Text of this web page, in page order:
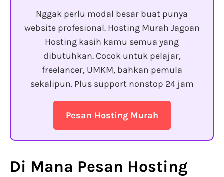
Nggak perlu modal besar buat punya
website profesional. Hosting Murah Jagoan
Hosting kasih kamu semua yang
dibutuhkan. Cocok untuk pelajar,
freelancer, UMKM, bahkan pemula
sekalipun. Plus support nonstop 24 jam
Pesan Hosting Murah
Di Mana Pesan Hosting